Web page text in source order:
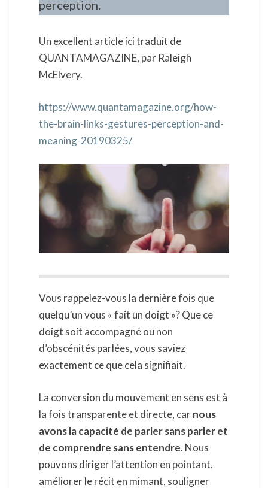
perception.
Un excellent article ici traduit de
QUANTAMAGAZINE, par Raleigh
McElvery.
https://www.quantamagazine.org/how-
the-brain-links-gestures-perception-and-
meaning-20190325/
Vous rappelez-vous la dernière fois que
quelqu’un vous « fait un doigt »? Que ce
doigt soit accompagné ou non
d’obscénités parlées, vous saviez
exactement ce que cela signifiait.
La conversion du mouvement en sens est à
la fois transparente et directe, carnous
avons la capacité de parler sans parler et
de comprendre sans entendre.Nous
pouvons diriger l’attention en pointant,
améliorer le récit en mimant, souligner